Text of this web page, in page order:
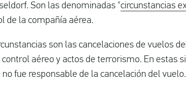
Son las denominadas "circunstancias
de la compañía aérea.
son las cancelaciones de vuelos
aéreo y actos de terrorismo. En estas
fue responsable de la cancelación del vuelo.